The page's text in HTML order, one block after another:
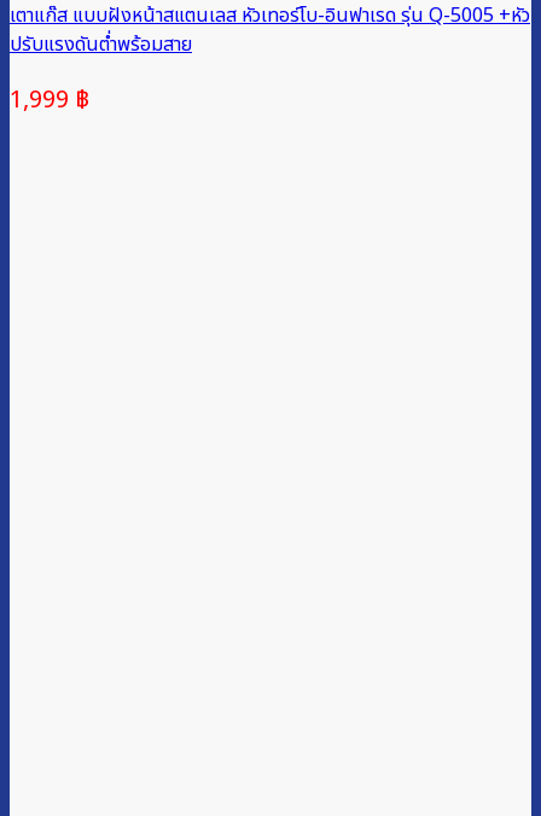
เตาแก๊ส แบบฝังหน้าสแตนเลส หัวเทอร์โบ-อินฟาเรด รุ่น Q-5005 +หัว
ปรับแรงดันต่ำพร้อมสาย
1,999 ฿